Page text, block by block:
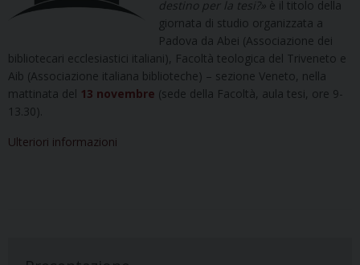
destino per la tesi?» è il titolo della
giornata di studio organizzata a
Padova da Abei (Associazione dei
bibliotecari ecclesiastici italiani), Facoltà teologica del Triveneto e
Aib (Associazione italiana biblioteche) – sezione Veneto, nella
mattinata del 13 novembre (sede della Facoltà, aula tesi, ore 9-
13.30).
Ulteriori informazioni